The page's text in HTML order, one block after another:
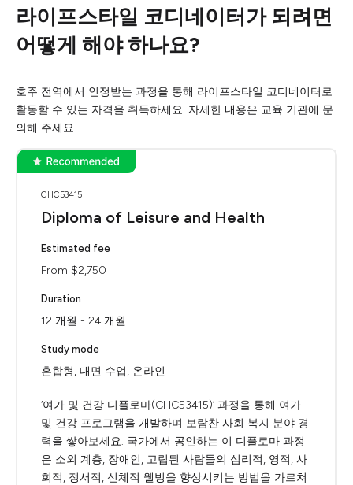
라이프스타일 코디네이터가 되려면
어떻게 해야 하나요?
호주 전역에서 인정받는 과정을 통해 라이프스타일 코디네이터로
활동할 수 있는 자격을 취득하세요. 자세한 내용은 교육 기관에 문
의해 주세요.
CHC53415
Diploma of Leisure and Health
Estimated fee
From $2,750
Duration
12 개월 - 24 개월
Study mode
혼합형, 대면 수업, 온라인
‘여가 및 건강 디플로마(CHC53415)’ 과정을 통해 여가
및 건강 프로그램을 개발하며 보람찬 사회 복지 분야 경
력을 쌓아보세요. 국가에서 공인하는 이 디플로마 과정
은 소외 계층, 장애인, 고립된 사람들의 심리적, 영적, 사
회적, 정서적, 신체적 웰빙을 향상시키는 방법을 가르쳐